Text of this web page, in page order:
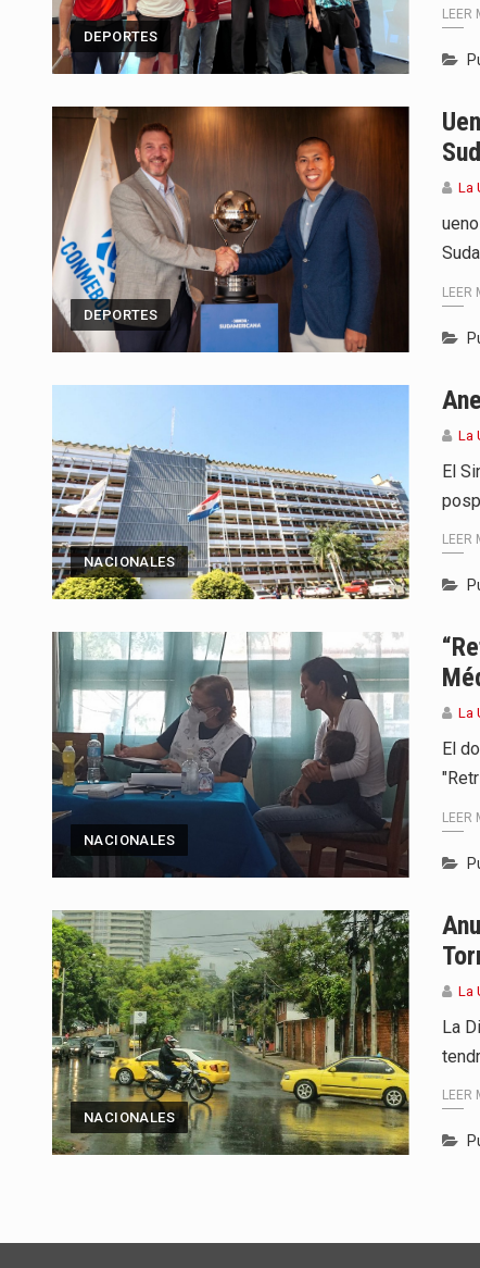
“La situación no está tan mala
Hace casi dos meses que
DEPORTES
LEER
DEPORTES
La
LEER
NACIONALES
La
El
LEER
NACIONALES
La
El
LEER
NACIONALES
La
La
LEER